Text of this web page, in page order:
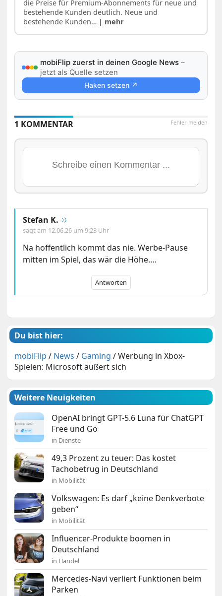
die Preise für Premium-Abonnements für neue und
bestehende Kunden deutlich. Neue und
bestehende Kunden… | mehr
mobiFlip zuerst in deinen Google News –
jetzt als Quelle setzen
Haken setzen ↗
Fehler melden
1 KOMMENTAR
Stefan K. 🔆
sagt am 12.06.26 um 9:23 Uhr
Na hoffentlich kommt das nie. Werbe-Pause
mitten im Spiel, das wär die Höhe….
Antworten
Du bist hier:
mobiFlip / News / Gaming /Werbung in Xbox-
Spielen: Microsoft äußert sich
Weitere Neuigkeiten
OpenAI bringt GPT-5.6 Luna für ChatGPT
Free und Go
in Dienste
49,3 Prozent zu teuer: Das kostet
Tachobetrug in Deutschland
in Mobilität
Volkswagen: Es darf „keine Denkverbote
geben“
in Mobilität
Influencer-Produkte boomen in
Deutschland
in Handel
Mercedes-Navi verliert Funktionen beim
Parken